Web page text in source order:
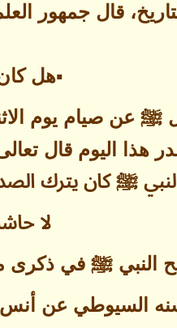
قال جمهور
▪هل
عن صيام يوم
هذا اليوم قال
ﷺ كان يترك
لا
النبي ﷺ في ذكرى
السيوطي عن